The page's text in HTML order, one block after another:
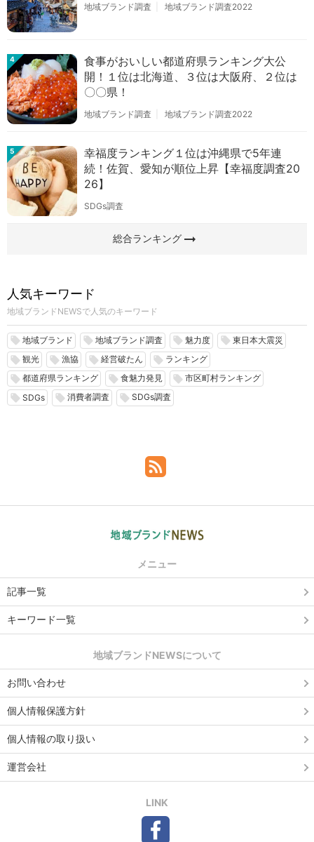
地域ブランド調査 地域ブランド調査2022
4
食事がおいしい都道府県ランキング大公
開！１位は北海道、３位は大阪府、２位は
〇〇県！
地域ブランド調査 地域ブランド調査2022
5
幸福度ランキング１位は沖縄県で5年連
続！佐賀、愛知が順位上昇【幸福度調査20
26】
SDGs調査
総合ランキングarrow_right_alt
人気キーワード
地域ブランドNEWSで人気のキーワード
local_offer 地域ブランド local_offer 地域ブランド調査 local_offer 魅力度 local_offer 東日本大震災
local_offer 観光 local_offer 漁協 local_offer 経営破たん local_offer ランキング
local_offer 都道府県ランキング local_offer 食魅力発見 local_offer 市区町村ランキング
local_offer SDGs local_offer 消費者調査 local_offer SDGs調査
メニュー
記事一覧
キーワード一覧
地域ブランドNEWSについて
お問い合わせ
個人情報保護方針
個人情報の取り扱い
運営会社
LINK